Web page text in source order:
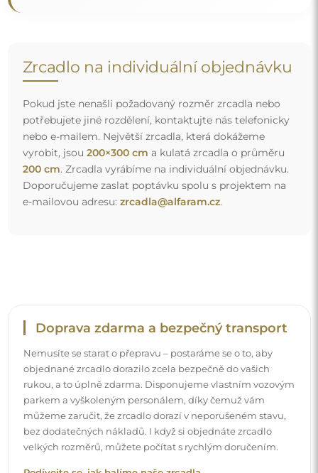
objednané zrcadlo dorazilo zcela bezpečně do vašich
rukou, a to úplně zdarma. Disponujeme vlastním vozovým
parkem a vyškoleným personálem, díky čemuž vám
můžeme zaručit, že zrcadlo dorazí v neporušeném stavu,
bez dodatečných nákladů. I když si objednáte zrcadlo
velkých rozměrů, můžete počítat s rychlým doručením.
Podívejte se, jak balíme naše zrcadla.
Snadná montáž
Zajišťujeme výrobu a dodání zrcadel, zatímco montáž je
na vaší straně. Vzhledem ke specifičnosti každého prostoru
nenabízíme standardní montážní příslušenství. To vám
dává volnost vybrat si hmoždinky nebo háčky, které
nejlépe vyhovují vašim stěnám a potřebám.